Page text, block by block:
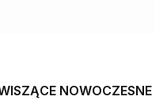
NOWOCZESNE